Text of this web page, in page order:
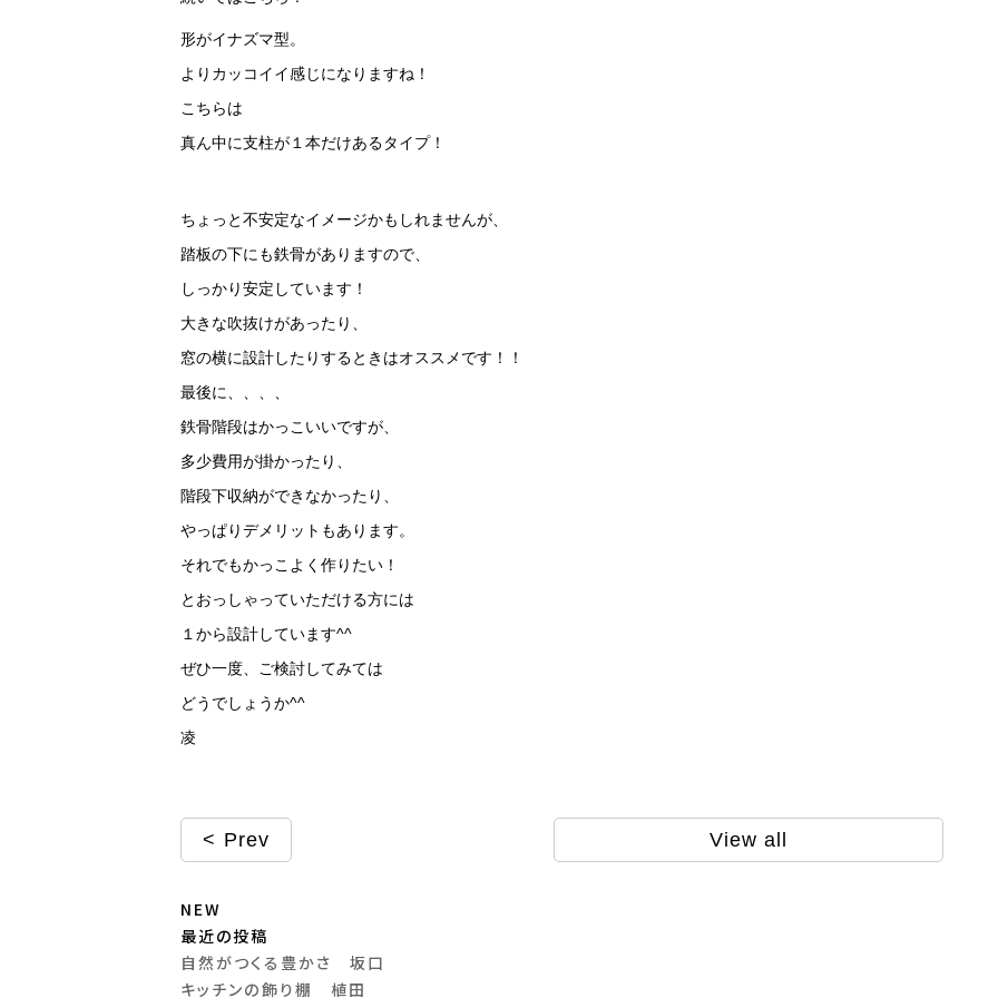
形がイナズマ型。
よりカッコイイ感じになりますね！
こちらは
真ん中に支柱が１本だけあるタイプ！
ちょっと不安定なイメージかもしれませんが、
踏板の下にも鉄骨がありますので、
しっかり安定しています！
大きな吹抜けがあったり、
窓の横に設計したりするときはオススメです！！
最後に、、、、
鉄骨階段はかっこいいですが、
多少費用が掛かったり、
階段下収納ができなかったり、
やっぱりデメリットもあります。
それでもかっこよく作りたい！
とおっしゃっていただける方には
１から設計しています^^
ぜひ一度、ご検討してみては
どうでしょうか^^
凌
Prev View all
NEW
最近の投稿
自然がつくる豊かさ 坂口
キッチンの飾り棚 植田